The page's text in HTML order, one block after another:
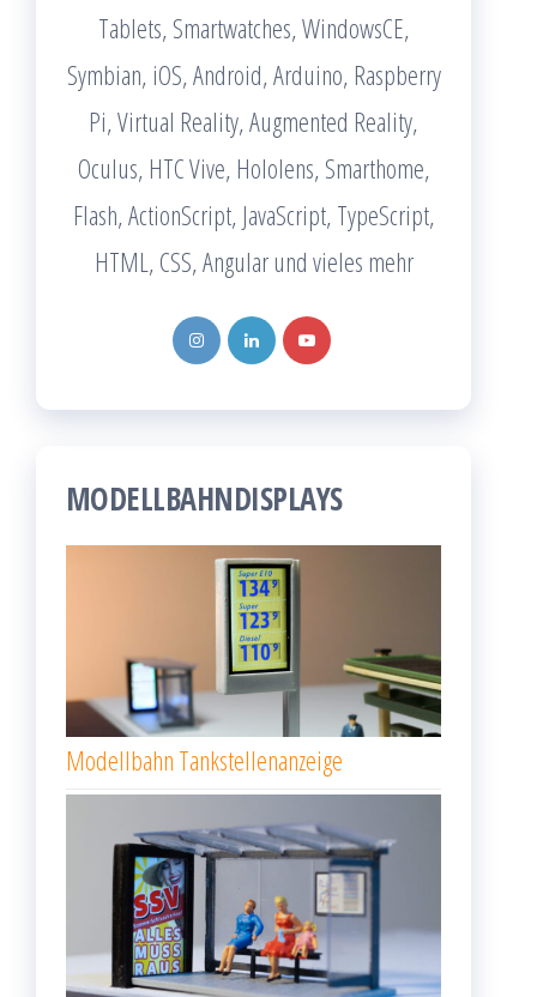
Tablets, Smartwatches, WindowsCE,
Symbian, iOS, Android, Arduino, Raspberry
Pi, Virtual Reality, Augmented Reality,
Oculus, HTC Vive, Hololens, Smarthome,
Flash, ActionScript, JavaScript, TypeScript,
HTML, CSS, Angular und vieles mehr
MODELLBAHNDISPLAYS
Modellbahn Tankstellenanzeige